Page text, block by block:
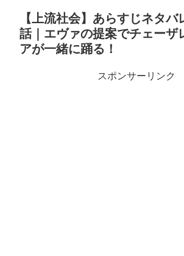
【上流社会】あらすじネタバ
話｜エヴァの提案でチェーザ
アが一緒に踊る！
スポンサーリンク